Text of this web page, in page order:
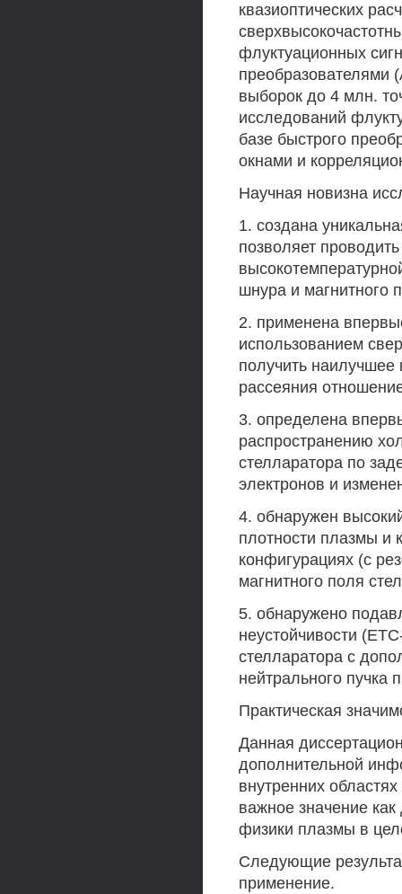
квазиоптических
флуктуационных
преобразователями
выборок до 4 млн.
исследований
базе быстрого
окнами и
Научная новизна
1. создана
позволяет
шнура и магнитного
2. применена
использованием
получить
рассеяния
3. определена
распространению
стелларатора по
электронов и
4. обнаружен
плотности плазмы и
конфигурациях (с
магнитного поля
5. обнаружено
неустойчивости
стелларатора с
нейтрального пучка
Практическая
Данная
дополнительной
внутренних
важное значение
физики плазмы в
Следующие
применение.